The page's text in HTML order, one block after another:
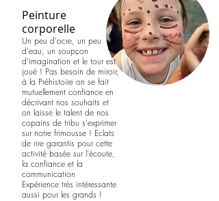
Peinture
corporelle
Un peu d'ocre, un peu
d'eau, un soupçon
d'imagination et le tour est
joué ! Pas besoin de miroir,
à la Préhistoire on se fait
mutuellement confiance en
décrivant nos souhaits et
on laisse le talent de nos
copains de tribu s'exprimer
sur notre frimousse ! Eclats
de rire garantis pour cette
activité basée sur l'écoute,
la confiance et la
communication
Expérience très intéressante
aussi pour les grands !